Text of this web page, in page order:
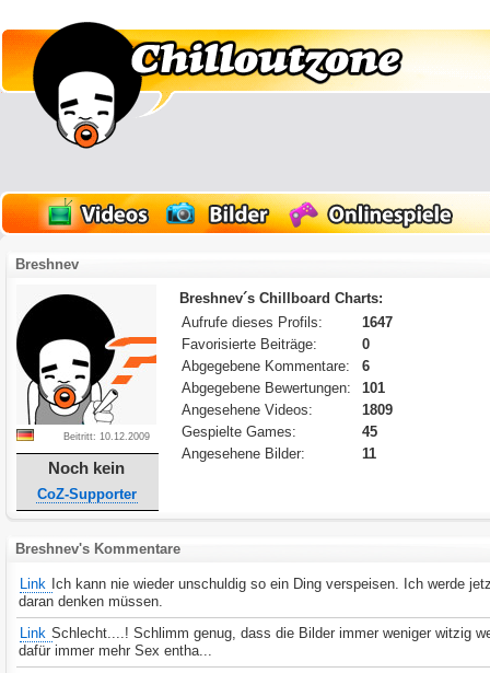
Breshnev
Beitritt: 10.12.2009
Noch kein
CoZ-Supporter
Breshnev´s Chillboard Charts:
Aufrufe dieses Profils:
1647
Favorisierte Beiträge:
0
Abgegebene Kommentare:
6
Abgegebene Bewertungen:
101
Angesehene Videos:
1809
Gespielte Games:
45
Angesehene Bilder:
11
Breshnev's Kommentare
Link Ich kann nie wieder unschuldig so ein Ding verspeisen. Ich werde
daran denken müssen.
Link Schlecht....! Schlimm genug, dass die Bilder immer weniger witzig
dafür immer mehr Sex entha...